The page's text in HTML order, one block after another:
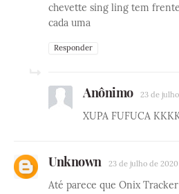
chevette sing ling tem
cada uma
Responder
Anônimo 23 de
XUPA FUFUCA
Unknown 23 de julho de 2020
Até parece que Onix